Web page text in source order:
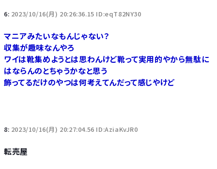
6: 2023/10/16(月) 20:26:36.15 ID:eqT82NY30
マニアみたいなもんじゃない？
収集が趣味なんやろ
ワイは靴集めようとは思わんけど靴って実用的やから無駄に
はならんのとちゃうかなと思う
飾ってるだけのやつは何考えてんだって感じやけど
8: 2023/10/16(月) 20:27:04.56 ID:AziaKvJR0
転売屋